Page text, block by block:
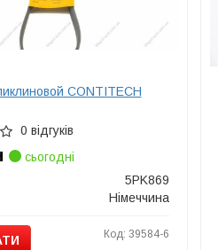
CONTITECH
0 відгуків
сьогодні
5PK869
Німеччина
Код: 39584-6